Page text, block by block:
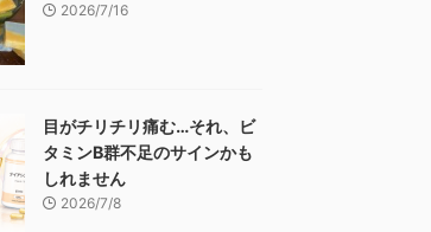
2026/7/16
目がチリチリ痛む…それ、ビ
タミンB群不足のサインかも
しれません
2026/7/8